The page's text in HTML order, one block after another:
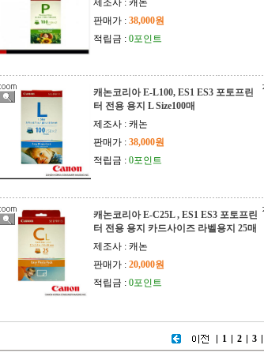
제조사 : 캐논
판매가 : 38,000원
적립금 : 0포인트
캐논코리아 E-L100, ES1 ES3 포토프린
터 전용 용지 L Size100매
제조사 : 캐논
판매가 : 38,000원
적립금 : 0포인트
캐논코리아 E-C25L , ES1 ES3 포토프린
터 전용 용지 카드사이즈 라벨용지 25매
제조사 : 캐논
판매가 : 20,000원
적립금 : 0포인트
1 2 3